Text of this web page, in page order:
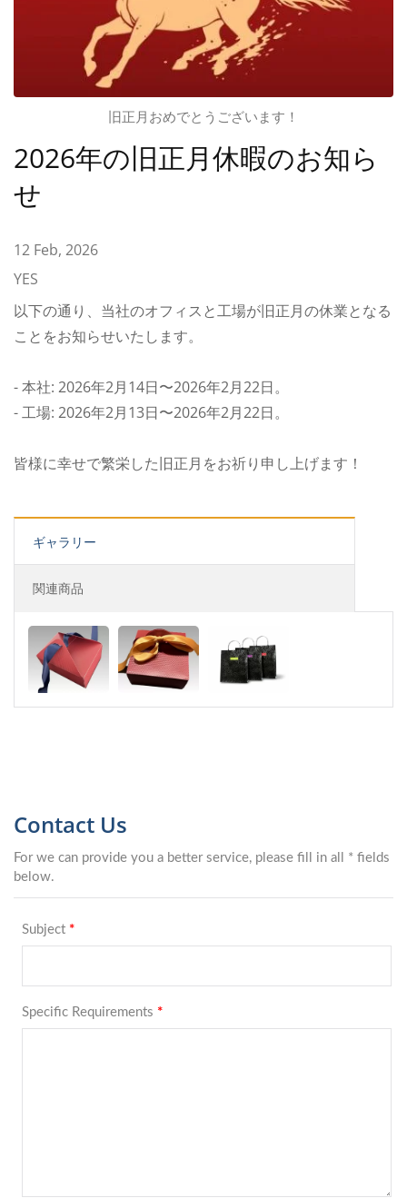
旧正月おめでとうございます！
2026年の旧正月休暇のお知ら
せ
12 Feb, 2026
YES
以下の通り、当社のオフィスと工場が旧正月の休業となる
ことをお知らせいたします。
- 本社: 2026年2月14日〜2026年2月22日。
- 工場: 2026年2月13日〜2026年2月22日。
皆様に幸せで繁栄した旧正月をお祈り申し上げます！
ギャラリー
関連商品